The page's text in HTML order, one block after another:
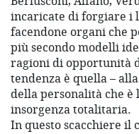
incaricate di forgiare i
facendone organi che
più secondo modelli
ragioni di opportunità
tendenza è quella –
della personalità che
insorgenza totalitaria.
In questo scacchiere il